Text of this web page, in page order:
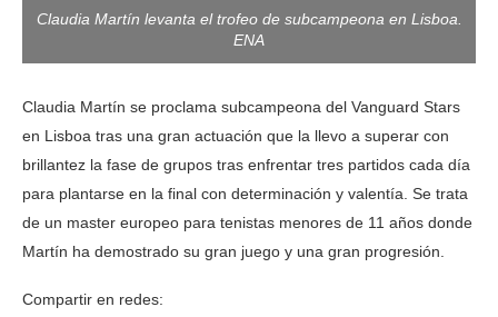
Claudia Martín levanta el trofeo de subcampeona en Lisboa.
ENA
Claudia Martín se proclama subcampeona del Vanguard Stars
en Lisboa tras una gran actuación que la llevo a superar con
brillantez la fase de grupos tras enfrentar tres partidos cada día
para plantarse en la final con determinación y valentía. Se trata
de un master europeo para tenistas menores de 11 años donde
Martín ha demostrado su gran juego y una gran progresión.
Compartir en redes: